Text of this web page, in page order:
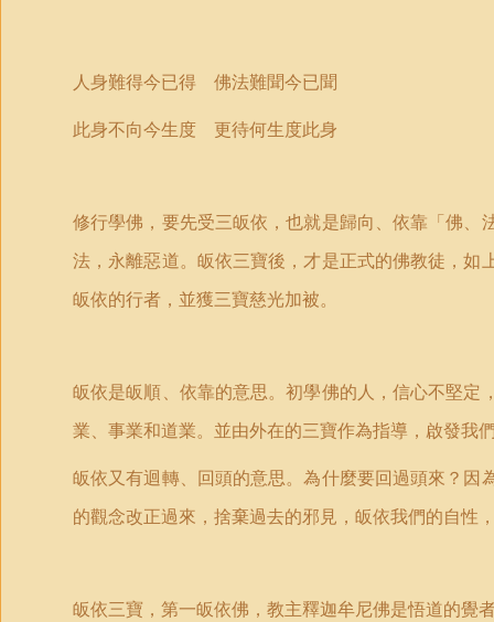
人身難得今已得 佛法難聞今已聞
此身不向今生度 更待何生度此身
修行學佛，要先受三皈依，也就是歸向、依靠「佛
法，永離惡道。皈依三寶後，才是正式的佛教徒，
皈依的行者，並獲三寶慈光加被。
皈依是皈順、依靠的意思。初學佛的人，信心不堅
業、事業和道業。並由外在的三寶作為指導，啟發我
皈依又有迴轉、回頭的意思。為什麼要回過頭來？
的觀念改正過來，捨棄過去的邪見，皈依我們的自性
皈依三寶，第一皈依佛，教主釋迦牟尼佛是悟道的覺